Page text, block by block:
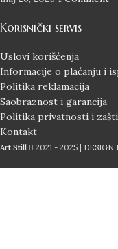
Korisnički servis
Uslovi korišćenja
Informacije o plaćanju i
Politika reklamacija
Saobraznost i garancija
Politika privatnosti i
Kontakt
Art Still 2021 - 2025 | DESIGN